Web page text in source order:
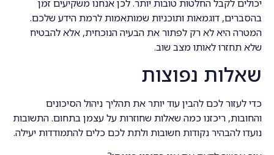
יכולים לקבל החלטות טובות יותר. לכן אנחנו משקיעים זמן
בהסברים, דוגמאות ותוכניות שמותאמות לרמת הידע שלכם.
המטרה היא לא רק לפתור את הבעיה הנוכחית, אלא להבטיח
שלא תחזרו לאותו מצב שוב.
שאלות נפוצות
כדי לעזור לכם להבין עוד יותר את תהליך ניהול הסיכונים
והחובות, ריכזנו כמה שאלות שחוזרות על עצמן בתחום. התשובות
נועדו להבהיר נקודות חשובות ולתת לכם כלים להתמודדות יעילה.